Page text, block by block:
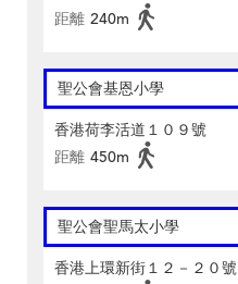
距離 240m
聖公會基恩小學
香港荷李活道１０９號
距離 450m
聖公會聖馬太小學
香港上環新街１２－２０號